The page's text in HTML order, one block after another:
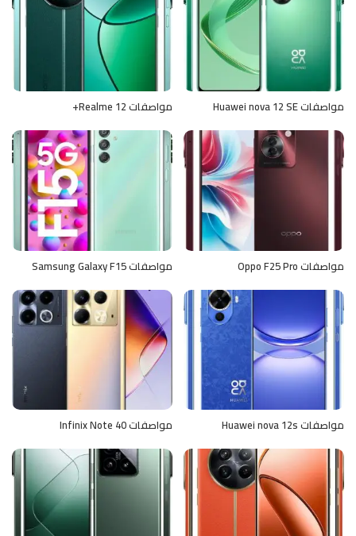
مواصفات Huawei nova 12 SE مواصفات Realme 12+
مواصفات Oppo F25 Pro مواصفات Samsung Galaxy F15
مواصفات Huawei nova 12s مواصفات Infinix Note 40